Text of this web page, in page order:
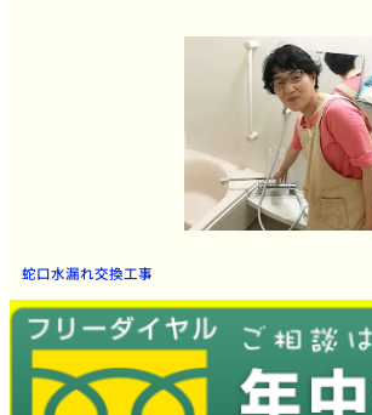
蛇口水漏れ交換工事
とても良かったです。